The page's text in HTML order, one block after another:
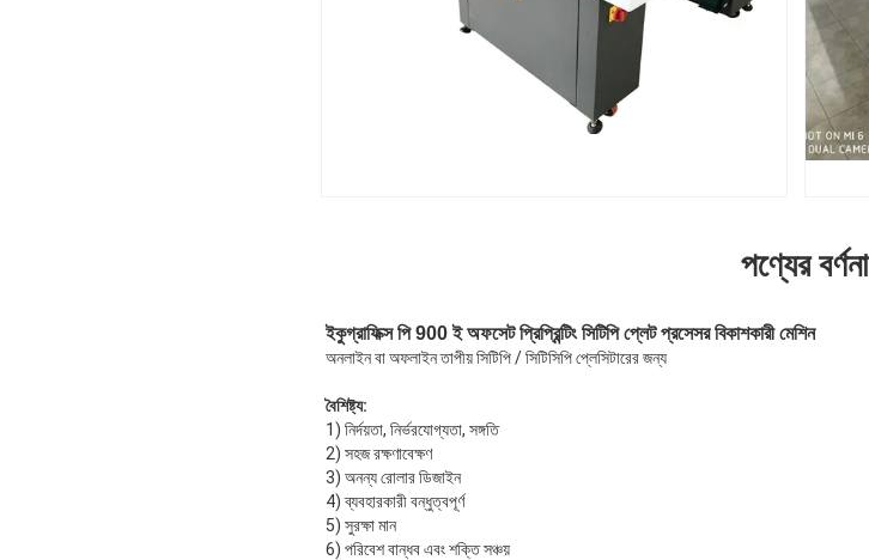
পণ্যের বর্ণনা
ইকুগ্রাফিক্স পি 900 ই অফসেট প্রিপ্রিন্টিং সিটিপি প্লেট প্রসেসর বিকাশকারী মেশিন
অনলাইন বা অফলাইন তাপীয় সিটিপি / সিটিসিপি প্লেসিটারের জন্য
বৈশিষ্ট্য:
1) নির্দয়তা, নির্ভরযোগ্যতা, সঙ্গতি
2) সহজ রক্ষণাবেক্ষণ
3) অনন্য রোলার ডিজাইন
4) ব্যবহারকারী বন্ধুত্বপূর্ণ
5) সুরক্ষা মান
6) পরিবেশ বান্ধব এবং শক্তি সঞ্চয়